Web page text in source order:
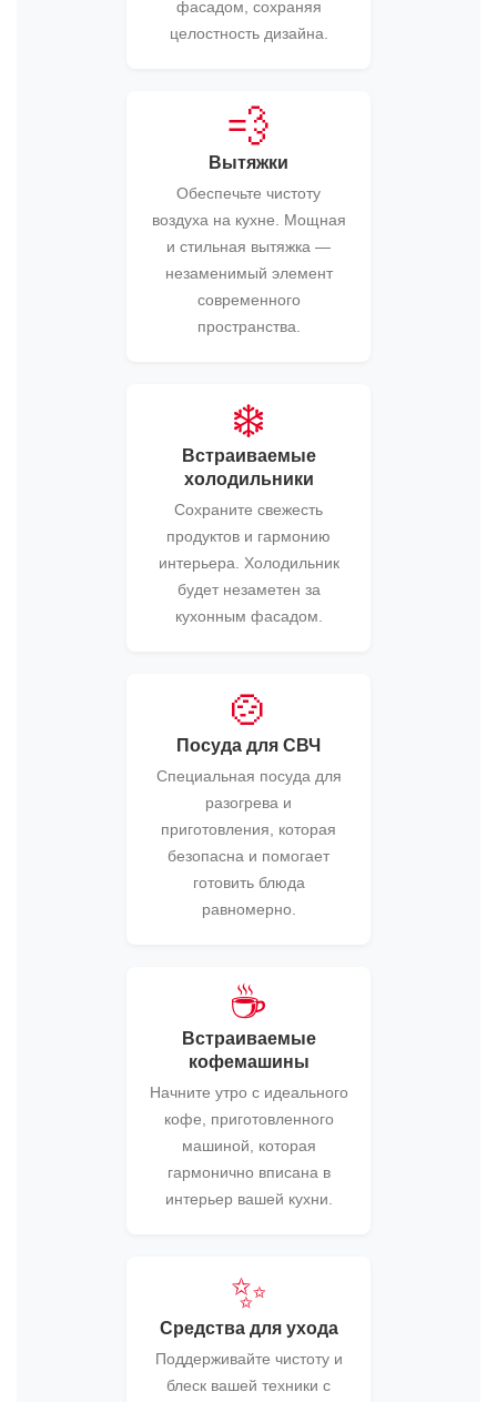
фасадом, сохраняя
целостность дизайна.
💨
Вытяжки
Обеспечьте чистоту
воздуха на кухне. Мощная
и стильная вытяжка —
незаменимый элемент
современного
пространства.
❄️
Встраиваемые
холодильники
Сохраните свежесть
продуктов и гармонию
интерьера. Холодильник
будет незаметен за
кухонным фасадом.
🍲
Посуда для СВЧ
Специальная посуда для
разогрева и
приготовления, которая
безопасна и помогает
готовить блюда
равномерно.
☕
Встраиваемые
кофемашины
Начните утро с идеального
кофе, приготовленного
машиной, которая
гармонично вписана в
интерьер вашей кухни.
✨
Средства для ухода
Поддерживайте чистоту и
блеск вашей техники с